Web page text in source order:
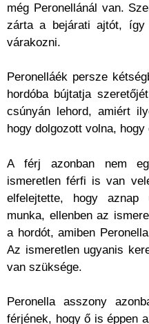
még Peronellánál van.
zárta a bejárati ajtót,
várakozni.
Peronelláék persze
hordóba bújtatja
csúnyán lehord, amiért
hogy dolgozott volna,
A férj azonban nem
ismeretlen férfi is van
elfelejtette, hogy aznap
munka, ellenben az
a hordót, amiben
Az ismeretlen ugyanis
van szüksége.
Peronella asszony
férjének, hogy ő is éppen